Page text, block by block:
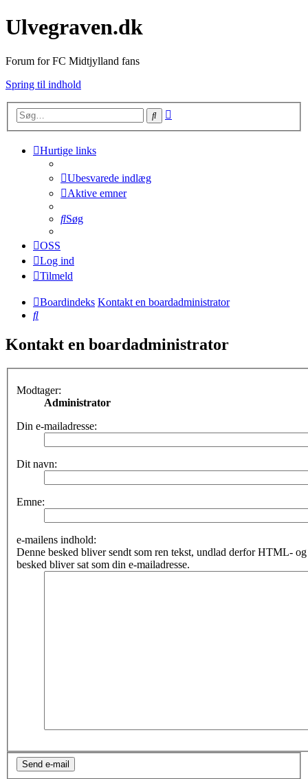
Ulvegraven.dk
Forum for FC Midtjylland fans
Spring til indhold
Søg
Hurtige links
Ubesvarede indlæg
Aktive emner
Søg
OSS
Log ind
Tilmeld
Boardindeks Kontakt en boardadministrator
Søg
Kontakt en boardadministrator
Modtager:
Administrator
Din e-mailadresse:
Dit navn:
Emne:
e-mailens indhold:
Denne besked bliver sendt som ren tekst, undlad derfor HTML-
besked bliver sat som din e-mailadresse.